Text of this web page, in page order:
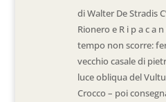
di Walter De Stradis
Rionero e R i p a c a
tempo non scorre:
vecchio casale di
luce obliqua del
Crocco – poi